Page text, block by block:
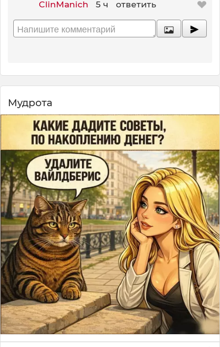
ClinManich 5 ч ответить
Мудрота